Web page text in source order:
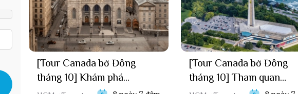
Tour du lịch Canada mang đến cho du khách
[Tour Canada bờ Đông
tháng 10] Khám phá
Toronto - Niagara Fall -
[Tour Canada bờ Đông
tháng 10] Tham quan
Toronto - Niagara Fall -